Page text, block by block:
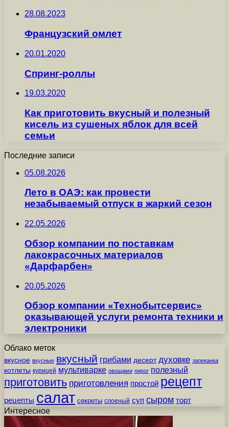
28.08.2023
Французский омлет
20.01.2020
Спринг-роллы
19.03.2020
Как приготовить вкусный и полезный
кисель из сушеных яблок для всей
семьи
Последние записи
05.08.2026
Лето в ОАЭ: как провести
незабываемый отпуск в жаркий сезон
22.05.2026
Обзор компании по поставкам
лакокрасочных материалов
«Дарфарбен»
20.05.2026
Обзор компании «Технобытсервис»
оказывающей услуги ремонта техники и
электроники
Облако меток
вкусное вкусные вкусный грибами десерт духовке запеканка
котлеты курицей мультиварке овощами пирог полезный
приготовить приготовления простой рецепт
рецепты салат секреты слоеный суп сыром торт
Интересное